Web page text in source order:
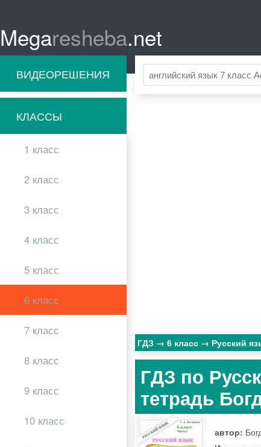
Megaresheba.net
ВИДЕОРЕШЕНИЯ
КЛАССЫ
1 класс
2 класс
3 класс
4 класс
5 класс
6 класс
7 класс
8 класс
9 класс
10 класс
ГДЗ 6 класс Русский
ГДЗ по
тетрадь
автор: